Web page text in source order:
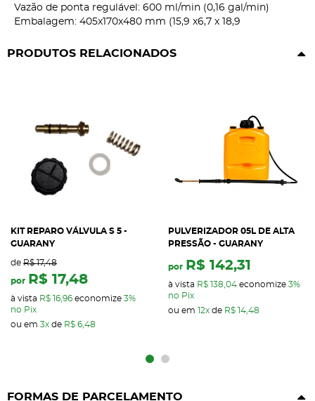
Vazão de ponta regulável: 600 ml/min (0,16 gal/min)
Embalagem: 405x170x480 mm (15,9 x6,7 x 18,9
PRODUTOS RELACIONADOS
KIT REPARO VÁLVULA S 5 -
GUARANY
de R$ 17,48
por R$ 17,48
à vista R$ 16,96 economize 3%
no Pix
ou em 3x de R$ 6,48
PULVERIZADOR 05L DE ALTA
PRESSÃO - GUARANY
por R$ 142,31
à vista R$ 138,04 economize 3%
no Pix
ou em
12x de R$ 14,48
FORMAS DE PARCELAMENTO